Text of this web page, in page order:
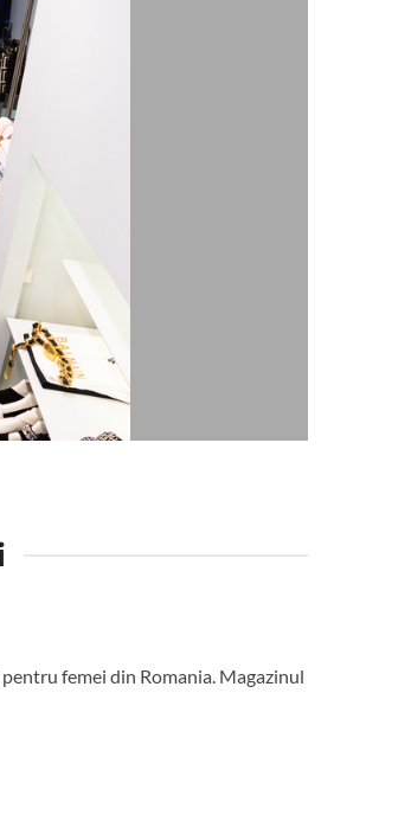
femei din Romania. Magazinul